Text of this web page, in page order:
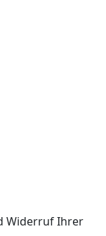
Widerruf Ihrer